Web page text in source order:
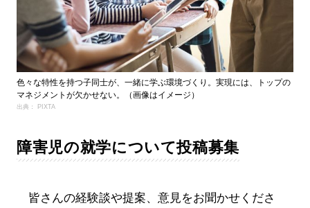
色々な特性を持つ子同士が、一緒に学ぶ環境づくり。実現には、トップの
マネジメントが欠かせない。（画像はイメージ）
出典： PIXTA
障害児の就学について投稿募集
皆さんの経験談や提案、意見をお聞かせくださ